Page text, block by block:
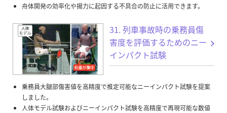
舟体開発の効率化や揚力に起因する不具合の防止に活用できます。
31. 列車事故時の乗務員傷
害度を評価するためのニー
インパクト試験
乗務員大腿部傷害値を高精度で推定可能なニーインパクト試験を提案
しました。
人体モデル試験およびニーインパクト試験を高精度で再現可能な数値